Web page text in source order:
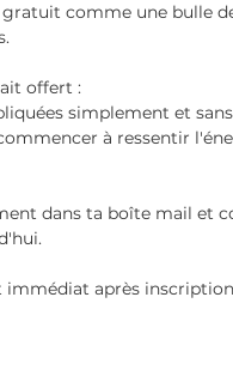
comme une bulle
offert :
simplement et
à ressentir
dans ta boîte mail et
après